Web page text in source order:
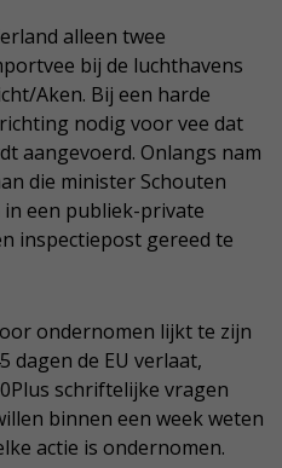
alleen twee
bij de luchthavens
Aken. Bij een harde
nodig voor vee dat
aangevoerd. Onlangs nam
die minister Schouten
een publiek-private
inspectiepost gereed te
ondernomen lijkt te zijn
dagen de EU verlaat,
schriftelijke vragen
binnen een week weten
actie is ondernomen.